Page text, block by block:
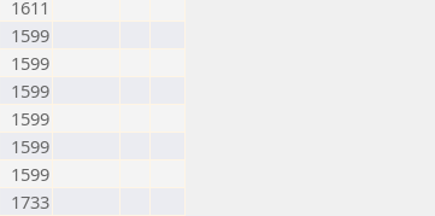
1611
1599
1599
1599
1599
1599
1599
1733